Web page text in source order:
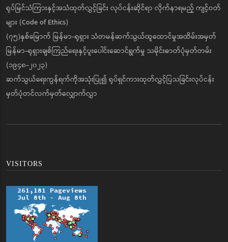
ရုပ်မြင်သံကြားနှင့်အသံထုတ်လွှင့်ခြင်း လုပ်ငန်းဆိုင်ရာ လိုက်နာရမည့် ကျင့်ဝတ်
များ (Code of Ethics)
(၇၅)နှစ်မြောက် မြန်မာ-ရုရှား သံတမန်ဆက်သွယ်ထူထောင်မှုအထိမ်းအမှတ်
မြန်မာ-ရုရှားချစ်ကြည်ရေးနှင့်ပူးပေါင်းဆောင်ရွက်မှု သမိုင်းဓာတ်ပုံမှတ်တမ်း
(၁၉၄၈-၂၀၂၃)
ဆက်သွယ်ရေးကွန်ရက်ကိုအသုံးပြု၍ ရုပ်ရှင်ကားထုတ်လွှင့်ပြသခြင်းလုပ်ငန်း
မှတ်ပုံတင်လက်မှတ်လျှောက်လွှာ
VISITORS